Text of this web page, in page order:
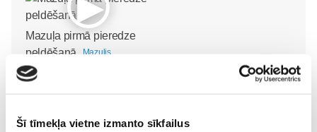
Šī tīmekļa vietne izmanto sīkfailus
Mazuļa pirmā pieredze
peldēšanā
Mazulis
23. May 09:55